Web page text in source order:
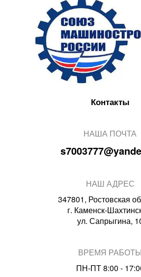
Контакты
НАША ПОЧТА
НАШ АДРЕС
347801, Ростовская
г. Каменск-
ул. Сапрыгина,
ВРЕМЯ РАБОТЫ
ПН-ПТ 8:00 -